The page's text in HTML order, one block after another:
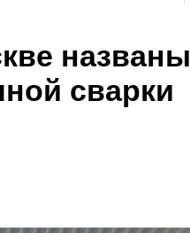
названы
сварки